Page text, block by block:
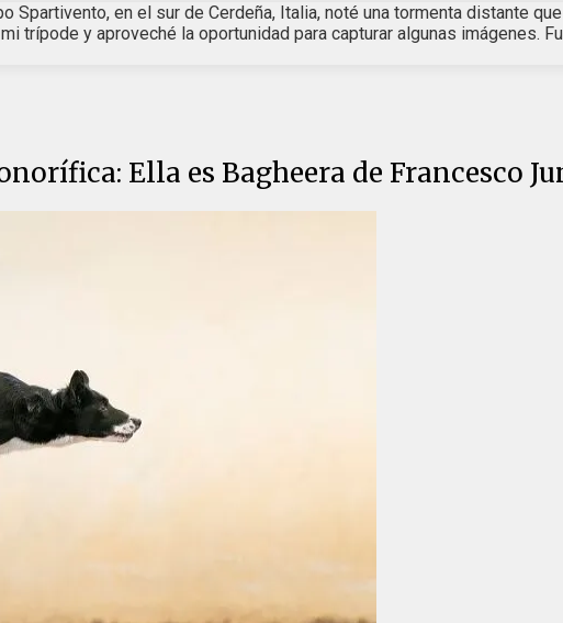
Spartivento, en el sur de Cerdeña, Italia, noté una tormenta distante
trípode y aproveché la oportunidad para capturar algunas imágenes.
Ella es Bagheera de Francesco